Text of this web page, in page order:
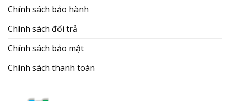
Chính sách bảo hành
Chính sách đổi trả
Chính sách bảo mật
Chính sách thanh toán